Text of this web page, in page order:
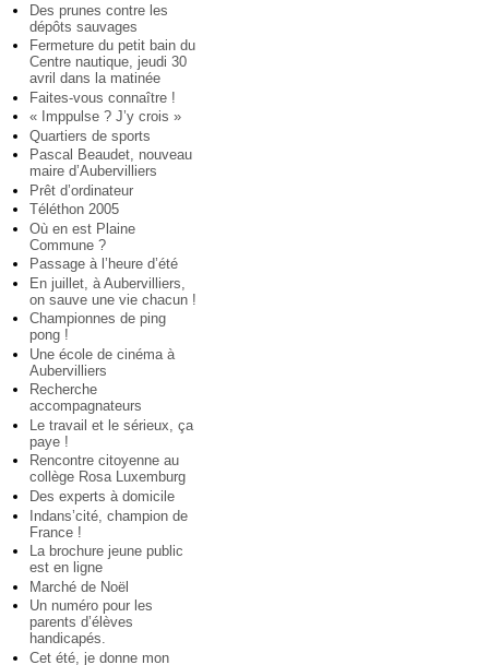
Des prunes contre les
dépôts sauvages
Fermeture du petit bain du
Centre nautique, jeudi 30
avril dans la matinée
Faites-vous connaître !
« Imppulse ? J’y crois »
Quartiers de sports
Pascal Beaudet, nouveau
maire d’Aubervilliers
Prêt d’ordinateur
Téléthon 2005
Où en est Plaine
Commune ?
Passage à l’heure d’été
En juillet, à Aubervilliers,
on sauve une vie chacun !
Championnes de ping
pong !
Une école de cinéma à
Aubervilliers
Recherche
accompagnateurs
Le travail et le sérieux, ça
paye !
Rencontre citoyenne au
collège Rosa Luxemburg
Des experts à domicile
Indans’cité, champion de
France !
La brochure jeune public
est en ligne
Marché de Noël
Un numéro pour les
parents d’élèves
handicapés.
Cet été, je donne mon